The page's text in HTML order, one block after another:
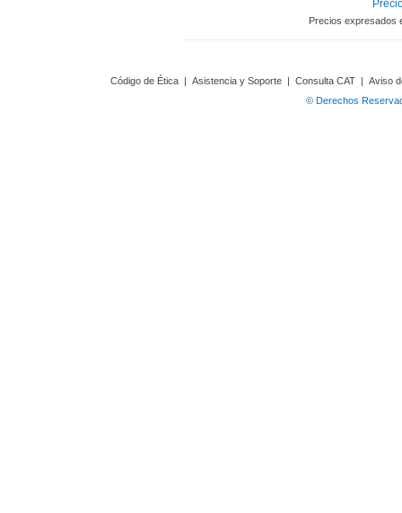
Precios expresados
Código de Ética | Asistencia y Soporte | Consulta CAT | Aviso
© Derechos